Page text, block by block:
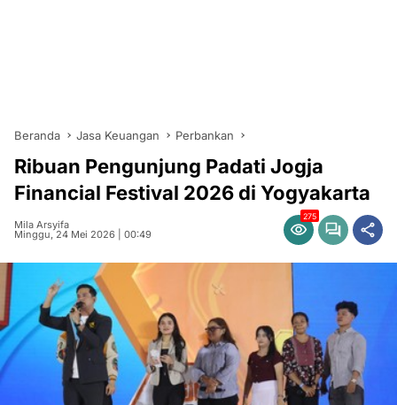
Beranda Jasa Keuangan Perbankan
Ribuan Pengunjung Padati Jogja
Financial Festival 2026 di Yogyakarta
Mila Arsyifa
Minggu, 24 Mei 2026 | 00:49
275